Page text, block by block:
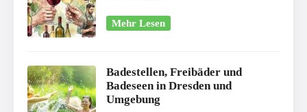
Mehr Lesen
Badestellen, Freibäder und
Badeseen in Dresden und
Umgebung